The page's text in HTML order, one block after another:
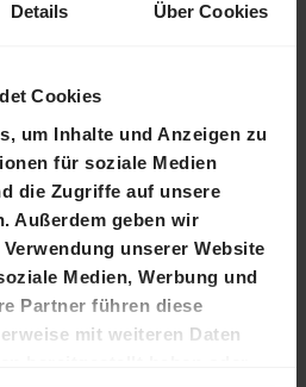
Details Über Cookies
Cookies
um Inhalte und Anzeigen zu
für soziale Medien
die Zugriffe auf unsere
Außerdem geben wir
unserer Website
Medien, Werbung und
Partner führen diese
mit weiteren Daten